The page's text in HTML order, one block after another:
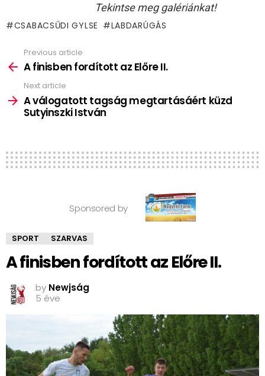
Tekintse meg galériánkat!
CSABACSŰDI GYLSE LABDARÚGÁS
more
Previous article
A finisben fordított az Előre II.
Next article
A válogatott tagság megtartásáért küzd
Sutyinszki István
Sponsored by
SPORT SZARVAS
A finisben fordított az Előre II.
by Newjság
5 éve